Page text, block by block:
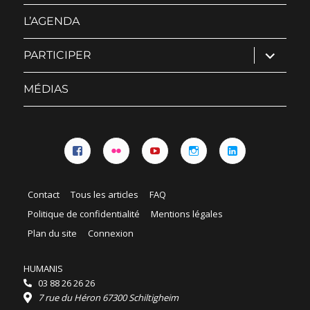
sous-
L’AGENDA
PARTICIPER ouvrir
le
sous-
MÉDIAS
Contact Tous les articles
FAQ
Politique de confidentialité
Mentions légales
Plan du site
Connexion
HUMANIS
03 88 26 26 26
7 rue du Héron 67300 Schiltigheim